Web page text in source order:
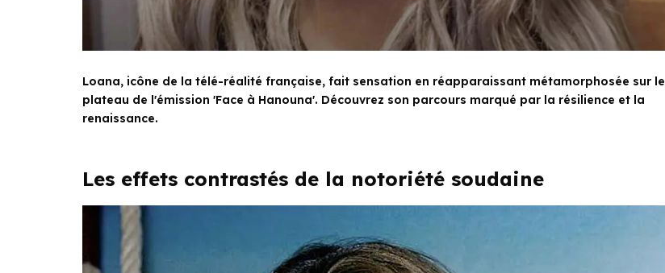
Loana, icône de la télé-réalité française, fait sensation en réapparaissant métamorphosée sur le
plateau de l'émission 'Face à Hanouna'. Découvrez son parcours marqué par la résilience et la
renaissance.
Les effets contrastés de la notoriété soudaine